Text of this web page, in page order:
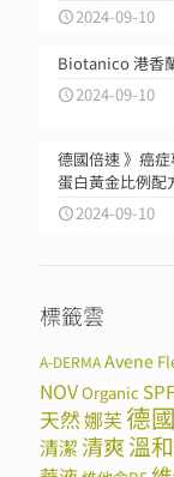
2024-09-10
Biotanico 港香
2024-09-10
德國倍速 》癌
蛋白黃金比例配
2024-09-10
標籤雲
A-DERMAAvene
NOVOrganic
天然娜芙德國
清潔清爽溫和